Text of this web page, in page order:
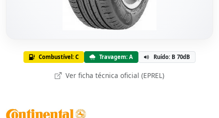
Combustível: C Travagem: A Ruído: B 70dB
Ver ficha técnica oficial (EPREL)